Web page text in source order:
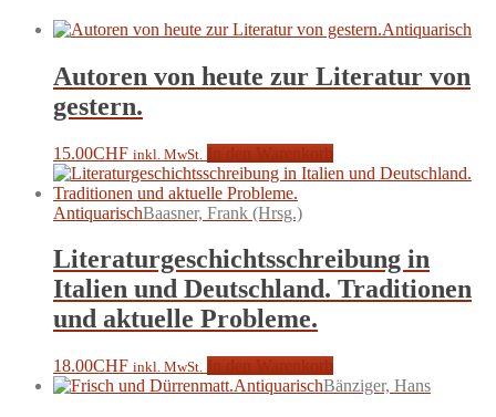
Antiquarisch
Autoren von heute zur Literatur von
gestern.
15.00CHF inkl. MwSt.
AntiquarischBaasner, Frank (Hrsg.)
Literaturgeschichtsschreibung in
Italien und Deutschland. Traditionen
und aktuelle Probleme.
18.00CHF inkl. MwSt.
AntiquarischBänziger, Hans